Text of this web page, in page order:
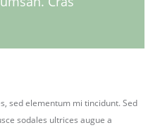
sed elementum mi tincidunt. Sed
sodales ultrices augue a